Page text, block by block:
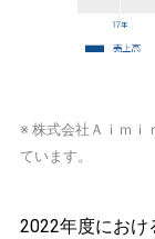
※ 株式会社Ａｉｍｉ
ています。
2022年度におけ